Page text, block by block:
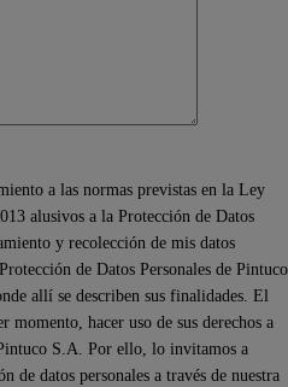
a las normas previstas en la Ley
alusivos a la Protección de Datos
y recolección de mis datos
de Datos Personales de Pintuco
allí se describen sus finalidades. El
hacer uso de sus derechos a
S.A. Por ello, lo invitamos a
de datos personales a través de nuestra